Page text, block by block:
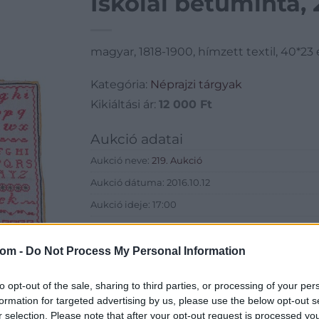
- Do Not Process My Personal Information
opt-out of the sale, sharing to third parties, or processing of your
for targeted advertising by us, please use the below opt-out
selection. Please note that after your opt-out request is processed
magyar, 1818-1900, hímzett textil, 40*23
Kategória: Néprajzi tárgyak
Kikiáltási ár: 12 000 Ft
Aukció adatai
Aukció neve: 219. Aukció
Aukció dátuma: 2016.10.12
Aukció ideje: 17:00
Aukció helye: Budapest, Balaton utca 8.
Tételszám: 965
Eladó adatai